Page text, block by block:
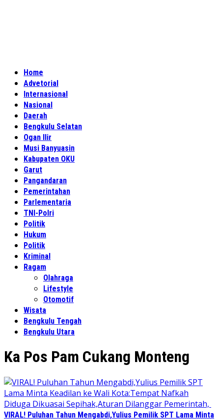
Home
Advetorial
Internasional
Nasional
Daerah
Bengkulu Selatan
Ogan Ilir
Musi Banyuasin
Kabupaten OKU
Garut
Pangandaran
Pemerintahan
Parlementaria
TNI-Polri
Politik
Hukum
Politik
Kriminal
Ragam
Olahraga
Lifestyle
Otomotif
Wisata
Bengkulu Tengah
Bengkulu Utara
Ka Pos Pam Cukang Monteng
VIRAL! Puluhan Tahun Mengabdi,Yulius Pemilik SPT Lama Minta